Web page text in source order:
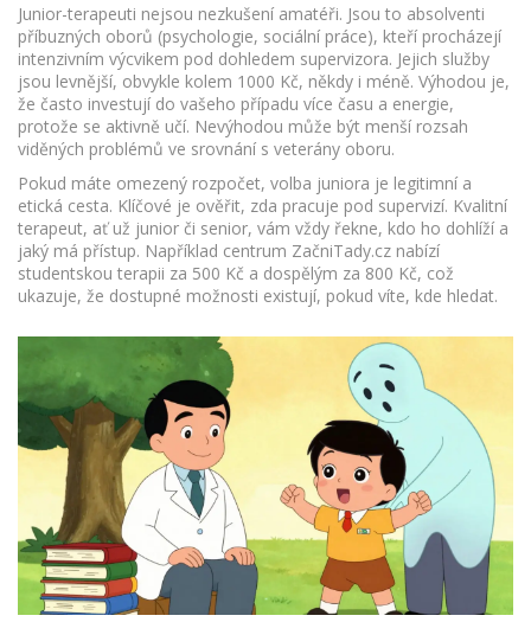
Junior-terapeuti nejsou nezkušení amatéři. Jsou to absolventi
příbuzných oborů (psychologie, sociální práce), kteří procházejí
intenzivním výcvikem pod dohledem supervizora. Jejich služby
jsou levnější, obvykle kolem 1000 Kč, někdy i méně. Výhodou je,
že často investují do vašeho případu více času a energie,
protože se aktivně učí. Nevýhodou může být menší rozsah
viděných problémů ve srovnání s veterány oboru.
Pokud máte omezený rozpočet, volba juniora je legitimní a
etická cesta. Klíčové je ověřit, zda pracuje pod supervizí. Kvalitní
terapeut, ať už junior či senior, vám vždy řekne, kdo ho dohlíží a
jaký má přístup. Například centrum ZačniTady.cz nabízí
studentskou terapii za 500 Kč a dospělým za 800 Kč, což
ukazuje, že dostupné možnosti existují, pokud víte, kde hledat.